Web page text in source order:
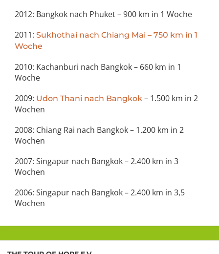
2012: Bangkok nach Phuket – 900 km in 1 Woche
2011: Sukhothai nach Chiang Mai – 750 km in 1
Woche
2010: Kachanburi nach Bangkok – 660 km in 1
Woche
2009: Udon Thani nach Bangkok – 1.500 km in 2
Wochen
2008: Chiang Rai nach Bangkok – 1.200 km in 2
Wochen
2007: Singapur nach Bangkok – 2.400 km in 3
Wochen
2006: Singapur nach Bangkok – 2.400 km in 3,5
Wochen